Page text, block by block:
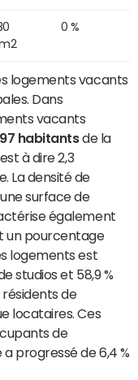
0 %
logements vacants
Dans
vacants
habitantsde la
à dire 2,3
La densité de
surface de
également
un pourcentage
logements est
studios et 58,9 %
résidents de
locataires. Ces
de
progressé de 6,4 %